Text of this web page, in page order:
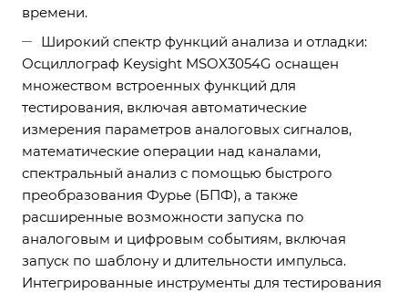
времени.
Широкий спектр функций анализа и отладки:
Осциллограф Keysight MSOX3054G оснащен
множеством встроенных функций для
тестирования, включая автоматические
измерения параметров аналоговых сигналов,
математические операции над каналами,
спектральный анализ с помощью быстрого
преобразования Фурье (БПФ), а также
расширенные возможности запуска по
аналоговым и цифровым событиям, включая
запуск по шаблону и длительности импульса.
Интегрированные инструменты для тестирования